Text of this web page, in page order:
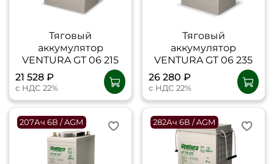
Тяговый
аккумулятор
VENTURA GT 06 215
21 528 ₽
с НДС 22%
Тяговый
аккумулятор
VENTURA GT 06 235
26 280 ₽
с НДС 22%
207Ач 6В / AGM 282Ач 6В / AGM